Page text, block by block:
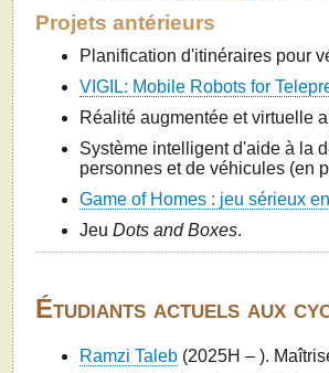
Projets antérieurs
Planification d'itinéraires pour
VIGIL: Mobile Robots for
Réalité augmentée et virtuelle
Système intelligent d'aide à la
personnes et de véhicules (en
Game of Homes : jeu sérieux
Jeu Dots and Boxes.
Étudiants actuels aux
Ramzi Taleb (2025H – ).